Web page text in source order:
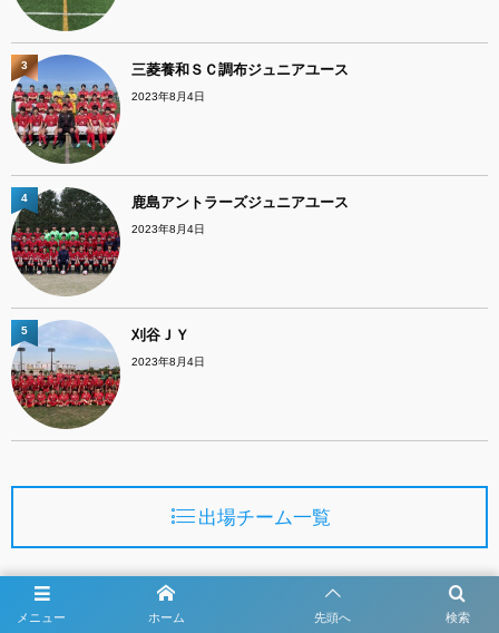
三菱養和ＳＣ調布ジュニアユース
2023年8月4日
3
鹿島アントラーズジュニアユース
2023年8月4日
4
刈谷ＪＹ
2023年8月4日
5
出場チーム一覧
出場選手一覧
メニュー 検索
ホーム 先頭へ